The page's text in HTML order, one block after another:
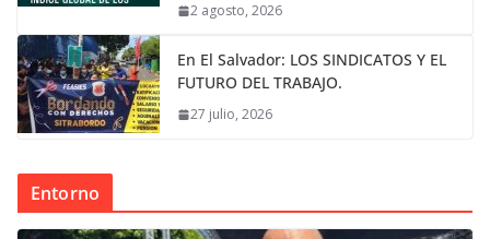
2 agosto, 2026
En El Salvador: LOS SINDICATOS Y EL
FUTURO DEL TRABAJO.
27 julio, 2026
Entorno